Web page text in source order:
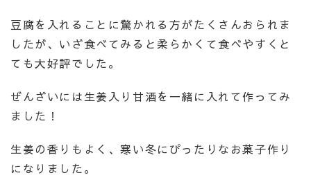
豆腐を入れることに驚かれる方がたくさんおられま
したが、いざ食べてみると柔らかくて食べやすくと
ても大好評でした。
ぜんざいには生姜入り甘酒を一緒に入れて作ってみ
ました！
生姜の香りもよく、寒い冬にぴったりなお菓子作り
になりました。